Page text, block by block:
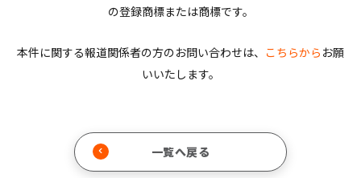
の登録商標または商標です。
本件に関する報道関係者の方のお問い合わせは、 こちらから お願
いいたします。
一覧へ戻る